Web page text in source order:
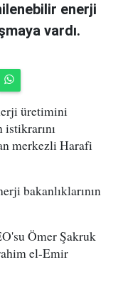
enerji
vardı.
üretimini
merkezli Harafi
bakanlıklarının
Ömer Şakruk
el-Emir